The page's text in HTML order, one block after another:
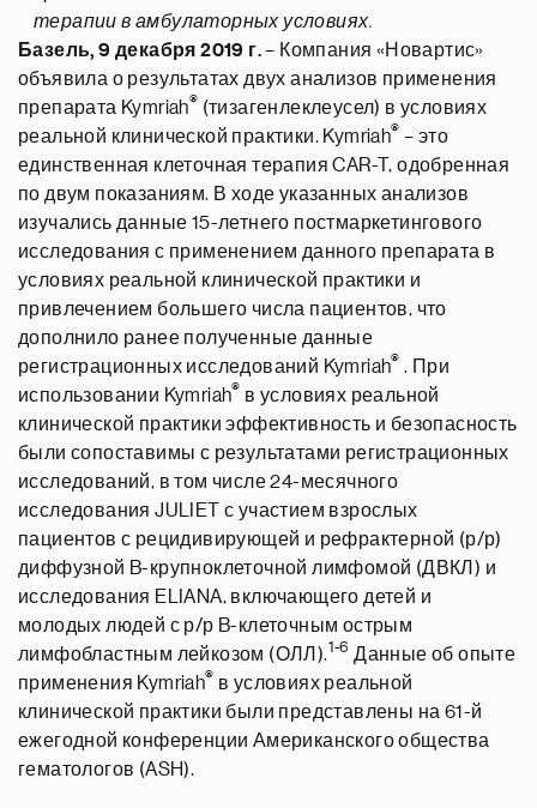
терапии в амбулаторных условиях.
Базель, 9 декабря 2019 г.– Компания «Новартис»
объявила о результатах двух анализов применения
препарата Kymriah® (тизагенлеклеусел) в условиях
реальной клинической практики. Kymriah® – это
единственная клеточная терапия CAR-T, одобренная
по двум показаниям. В ходе указанных анализов
изучались данные 15-летнего постмаркетингового
исследования с применением данного препарата в
условиях реальной клинической практики и
привлечением большего числа пациентов, что
дополнило ранее полученные данные
регистрационных исследований Kymriah® . При
использовании Kymriah® в условиях реальной
клинической практики эффективность и безопасность
были сопоставимы с результатами регистрационных
исследований, в том числе 24-месячного
исследования JULIET с участием взрослых
пациентов с рецидивирующей и рефрактерной (р/р)
диффузной B-крупноклеточной лимфомой (ДВКЛ) и
исследования ELIANA, включающего детей и
молодых людей с р/р B-клеточным острым
лимфобластным лейкозом (ОЛЛ).1-6 Данные об опыте
применения Kymriah® в условиях реальной
клинической практики были представлены на 61-й
ежегодной конференции Американского общества
гематологов (ASH).